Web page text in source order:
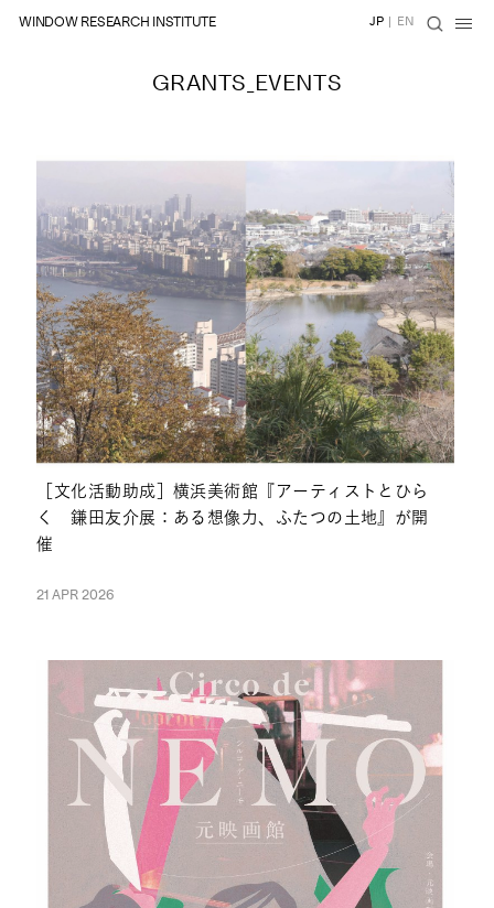
WINDOW RESEARCH INSTITUTE JP | EN
GRANTS_EVENTS
［文化活動助成］横浜美術館『アーティストとひら
く 鎌田友介展：ある想像力、ふたつの土地』が開
催
21 APR 2026